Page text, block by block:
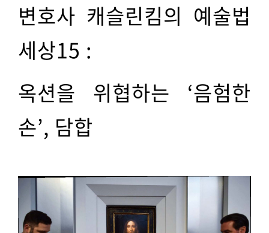
변호사 캐슬린킴의 예술법
세상15 :
옥션을 위협하는 ‘음험한
손’, 담합